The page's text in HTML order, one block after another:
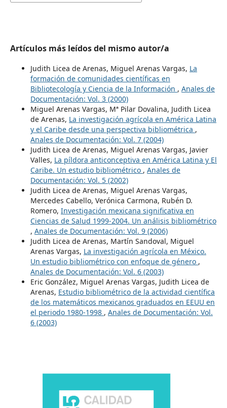
Artículos más leídos del mismo autor/a
Judith Licea de Arenas, Miguel Arenas Vargas, La
formación de comunidades científicas en
Bibliotecología y Ciencia de la Información , Anales de
Documentación: Vol. 3 (2000)
Miguel Arenas Vargas, Mª Pilar Dovalina, Judith Licea
de Arenas, La investigación agrícola en América Latina
y el Caribe desde una perspectiva bibliométrica ,
Anales de Documentación: Vol. 7 (2004)
Judith Licea de Arenas, Miguel Arenas Vargas, Javier
Valles, La píldora anticonceptiva en América Latina y El
Caribe. Un estudio bibliométrico , Anales de
Documentación: Vol. 5 (2002)
Judith Licea de Arenas, Miguel Arenas Vargas,
Mercedes Cabello, Verónica Carmona, Rubén D.
Romero, Investigación mexicana significativa en
Ciencias de Salud 1999-2004. Un análisis bibliométrico
, Anales de Documentación: Vol. 9 (2006)
Judith Licea de Arenas, Martín Sandoval, Miguel
Arenas Vargas, La investigación agrícola en México.
Un estudio bibliométrico con enfoque de género ,
Anales de Documentación: Vol. 6 (2003)
Eric González, Miguel Arenas Vargas, Judith Licea de
Arenas, Estudio bibliométrico de la actividad científica
de los matemáticos mexicanos graduados en EEUU en
el periodo 1980-1998 , Anales de Documentación: Vol.
6 (2003)